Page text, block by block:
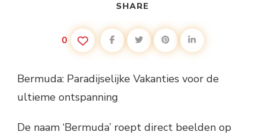
SHARE
0
Bermuda: Paradijselijke Vakanties voor de
ultieme ontspanning
De naam ‘Bermuda’ roept direct beelden op